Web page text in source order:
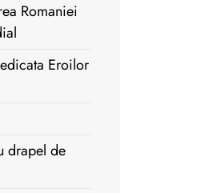
Romaniei
Eroilor
drapel de